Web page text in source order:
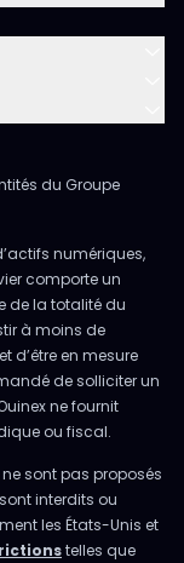
du Groupe
numériques,
comporte un
de la totalité du
à moins de
d’être en mesure
de solliciter un
ne fournit
ou fiscal.
ne sont pas proposés
interdits ou
les États-Unis et
telles que